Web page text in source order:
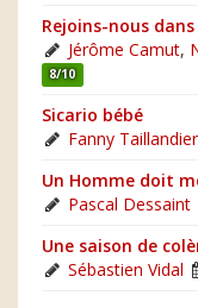
Rejoins-nous
Jérôme Camut,
8/10
Sicario bébé
Fanny Taillandier
Un Homme doit
Pascal Dessaint
Une saison de
Sébastien Vidal